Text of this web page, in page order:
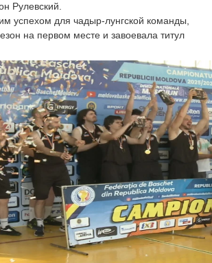
Рулевский.
успехом для чадыр-лунгской команды,
на первом месте и завоевала титул